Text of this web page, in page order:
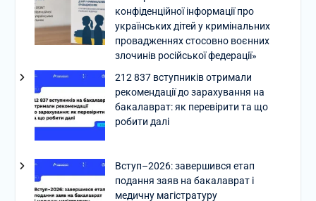
конфіденційної інформації про
українських дітей у кримінальних
провадженнях стосовно воєнних
злочинів російської федерації»
212 837 вступників отримали
рекомендації до зарахування на
бакалаврат: як перевірити та що
робити далі
Вступ–2026: завершився етап
подання заяв на бакалаврат і
медичну магістратуру